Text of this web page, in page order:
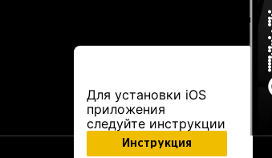
Для установки iOS
приложения
следуйте инструкции
Инструкция